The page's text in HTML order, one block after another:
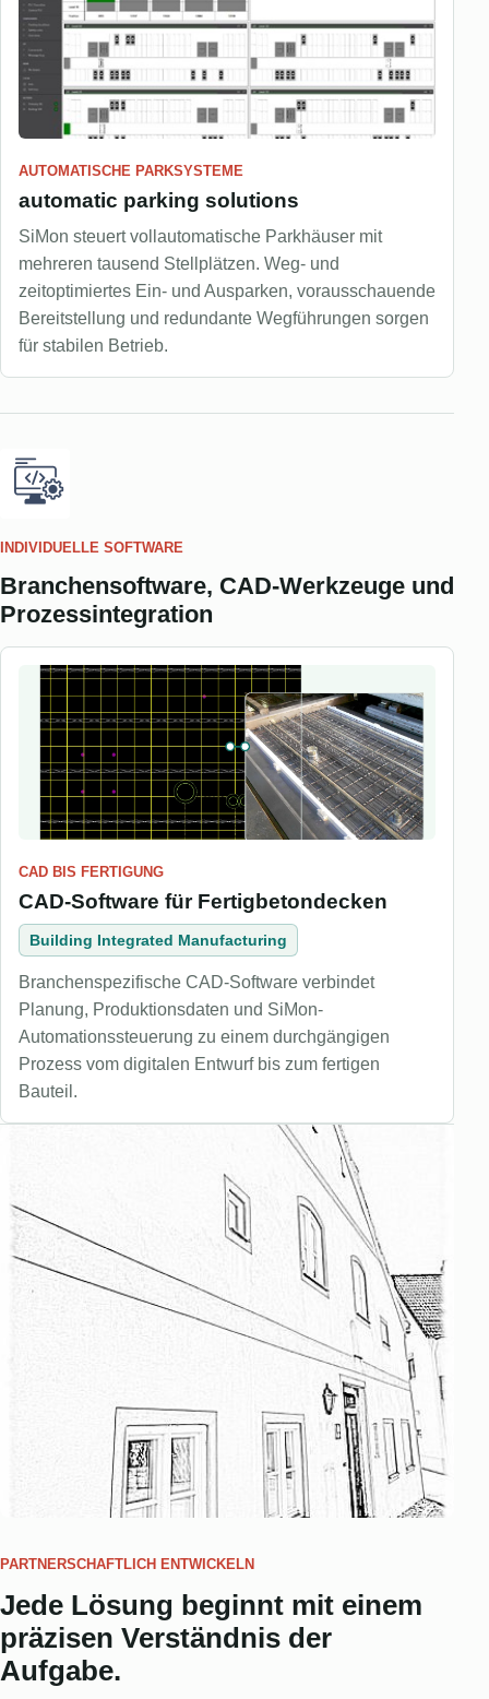
AUTOMATISCHE PARKSYSTEME
automatic parking solutions
SiMon steuert vollautomatische Parkhäuser mit
mehreren tausend Stellplätzen. Weg- und
zeitoptimiertes Ein- und Ausparken, vorausschauende
Bereitstellung und redundante Wegführungen sorgen
für stabilen Betrieb.
INDIVIDUELLE SOFTWARE
Branchensoftware, CAD-Werkzeuge und
Prozessintegration
CAD BIS FERTIGUNG
CAD-Software für Fertigbetondecken
Building Integrated Manufacturing
Branchenspezifische CAD-Software verbindet
Planung, Produktionsdaten und SiMon-
Automationssteuerung zu einem durchgängigen
Prozess vom digitalen Entwurf bis zum fertigen
Bauteil.
PARTNERSCHAFTLICH ENTWICKELN
Jede Lösung beginnt mit einem
präzisen Verständnis der
Aufgabe.